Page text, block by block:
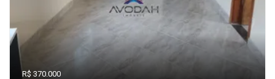
R$ 370.000